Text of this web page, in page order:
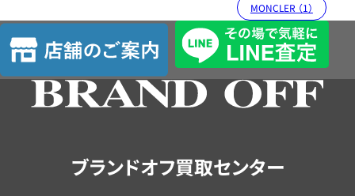
MONCLER （1）
店
舗
の
ブランドオフ買取センター